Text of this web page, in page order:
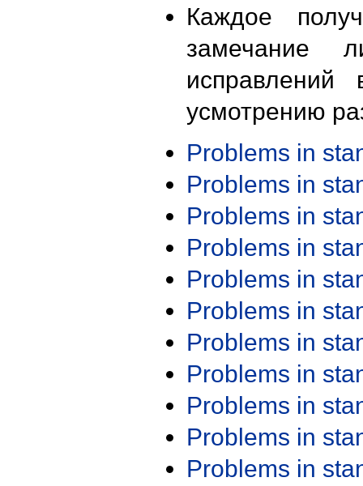
Каждое
замечание
исправлений
усмотрению
Problems in
Problems in
Problems in
Problems in
Problems in
Problems in
Problems in
Problems in
Problems in
Problems in
Problems in